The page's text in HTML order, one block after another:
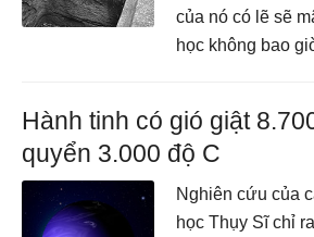
của nó có lẽ sẽ
học không bao
Hành tinh có gió giật
quyển 3.000 độ C
Nghiên cứu của
học Thụy Sĩ chỉ